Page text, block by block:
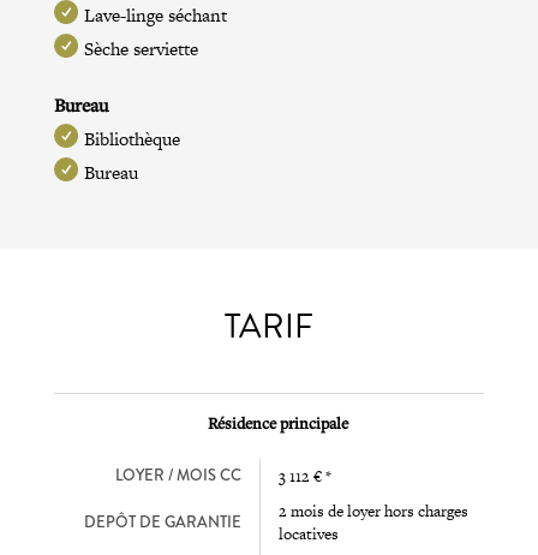
Lave-linge séchant
Sèche serviette
Bureau
Bibliothèque
Bureau
TARIF
Résidence principale
LOYER / MOIS CC 3 112 € *
DEPÔT DE GARANTIE
2 mois de loyer hors charges
locatives